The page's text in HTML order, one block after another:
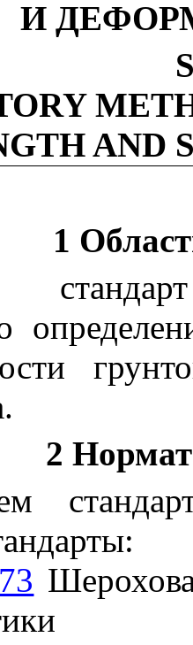
И
AND
1
2